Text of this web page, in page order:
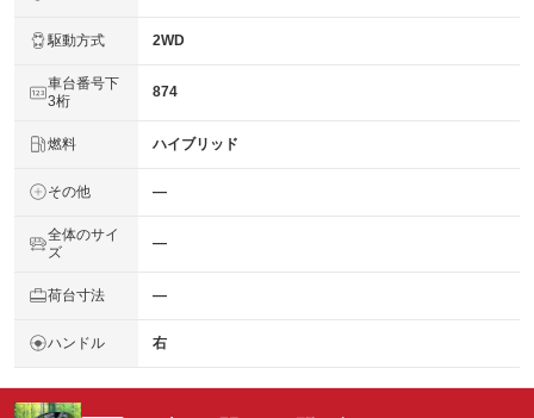
駆動方式 2WD
車台番号下
3桁
874
燃料 ハイブリッド
その他 ―
全体のサイ
ズ
―
荷台寸法 ―
ハンドル 右